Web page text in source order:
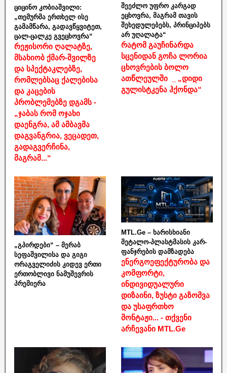
ციცინო კობიაშვილი:
„თემურმა ერთხელ ისე
გამამწარა, გადავწყვიტეთ,
ცალ-ცალკე გვეცხოვრა“
რეჟისორი ღალატზე,
მსახიობ ქმარ-შვილზე
და სპექტაკლებზე,
რომლებსაც ქალებისა
და კაცების
პრობლემებზე დგამს -
„ჯაბას რომ ოჯახი
დაენგრა, ამ ამბავმა
დაგვანგრია, ვეცადეთ,
გადაგვერჩინა,
მაგრამ...“
შეეძლო უფრო კარგად
ეცხოვრა, მაგრამ თავის
შეხედულებებს, პრინციპებს
არ უღალატა“
რატომ გაუჩინარდა
სცენიდან გოჩა ლორია
ცხოვრების ბოლო
ათწლეულში _ „დიდი
გულისტკენა ჰქონდა“
„გპირდები“ – მერაბ
სეფაშვილისა და გიგი
ორაგველიძის კიდევ ერთი
ერთობლივი ნამუშევრის
პრემიერა
MTL.Ge – ხარისხიანი
მეტალო-პლასტმასის კარ-
ფანჯრების დამზადება
ენერგოეფექტურობა და
კომფორტი,
ინდივიდუალური
დიზაინი, ზუსტი გაზომვა
და უსაფრთხო
მონტაჟი... - თქვენი
არჩევანი MTL.Ge